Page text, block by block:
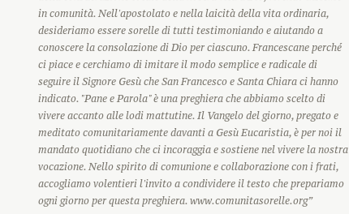
in comunità. Nell'apostolato e nella laicità della vita ordinaria,
desideriamo essere sorelle di tutti testimoniando e aiutando a
conoscere la consolazione di Dio per ciascuno. Francescane perché
ci piace e cerchiamo di imitare il modo semplice e radicale di
seguire il Signore Gesù che San Francesco e Santa Chiara ci hanno
indicato. "Pane e Parola" è una preghiera che abbiamo scelto di
vivere accanto alle lodi mattutine. Il Vangelo del giorno, pregato e
meditato comunitariamente davanti a Gesù Eucaristia, è per noi il
mandato quotidiano che ci incoraggia e sostiene nel vivere la nostra
vocazione. Nello spirito di comunione e collaborazione con i frati,
accogliamo volentieri l'invito a condividere il testo che prepariamo
ogni giorno per questa preghiera. www.comunitasorelle.org”